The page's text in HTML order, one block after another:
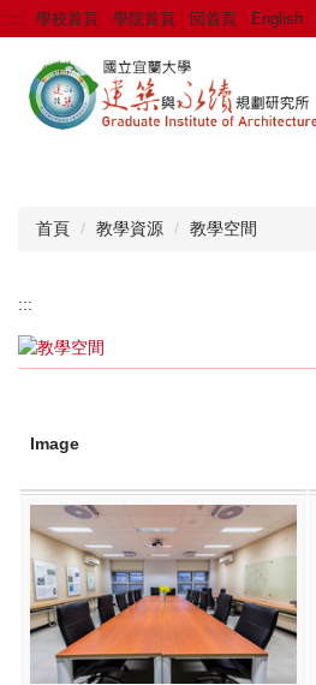
跳
到
::: 學校首頁 學院首頁 回首頁 English
首頁 教學資源 教學空間
:::
Image